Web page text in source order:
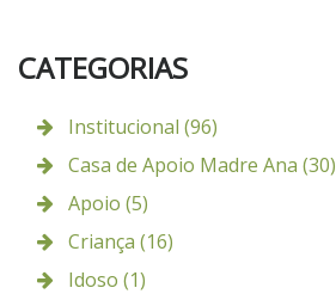
CATEGORIAS
Institucional (96)
Casa de Apoio Madre Ana (30)
Apoio (5)
Criança (16)
Idoso (1)